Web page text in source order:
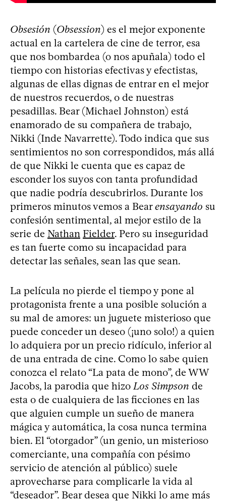
Obsesión (Obsession) es el mejor exponente
actual en la cartelera de cine de terror, esa
que nos bombardea (o nos apuñala) todo el
tiempo con historias efectivas y efectistas,
algunas de ellas dignas de entrar en el mejor
de nuestros recuerdos, o de nuestras
pesadillas. Bear (Michael Johnston) está
enamorado de su compañera de trabajo,
Nikki (Inde Navarrette). Todo indica que sus
sentimientos no son correspondidos, más allá
de que Nikki le cuenta que es capaz de
esconder los suyos con tanta profundidad
que nadie podría descubrirlos. Durante los
primeros minutos vemos a Bearensayando su
confesión sentimental, al mejor estilo de la
serie de Nathan Fielder. Pero su inseguridad
es tan fuerte como su incapacidad para
detectar las señales, sean las que sean.
La película no pierde el tiempo y pone al
protagonista frente a una posible solución a
su mal de amores: un juguete misterioso que
puede conceder un deseo (¡uno solo!) a quien
lo adquiera por un precio ridículo, inferior al
de una entrada de cine. Como lo sabe quien
conozca el relato “La pata de mono”, de WW
Jacobs, la parodia que hizoLos Simpson de
esta o de cualquiera de las ficciones en las
que alguien cumple un sueño de manera
mágica y automática, la cosa nunca termina
bien. El “otorgador” (un genio, un misterioso
comerciante, una compañía con pésimo
servicio de atención al público) suele
aprovecharse para complicarle la vida al
“deseador”. Bear desea que Nikki lo ame más